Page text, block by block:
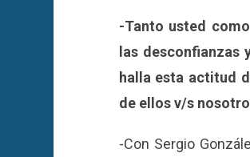
-Tanto usted
las desconfianzas
halla esta actitud
de ellos v/s
-Con Sergio